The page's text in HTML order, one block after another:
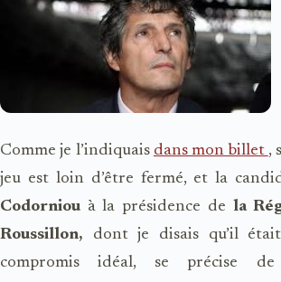
Comme je l’indiquais dans mon billet ,
jeu est loin d’être fermé, et la
Codorniou à la présidence de la
Roussillon, dont je disais qu’il
compromis idéal, se précise